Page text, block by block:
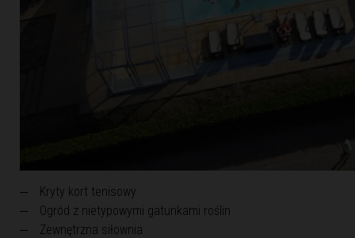
Kryty kort tenisowy
Ogród z nietypowymi gatunkami roślin
Zewnętrzna siłownia